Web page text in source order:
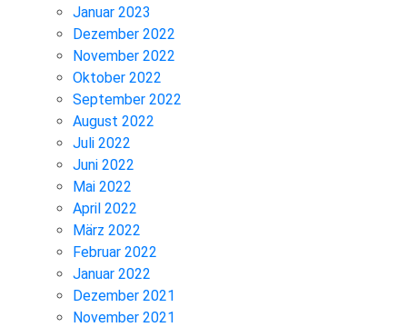
Januar 2023
Dezember 2022
November 2022
Oktober 2022
September 2022
August 2022
Juli 2022
Juni 2022
Mai 2022
April 2022
März 2022
Februar 2022
Januar 2022
Dezember 2021
November 2021